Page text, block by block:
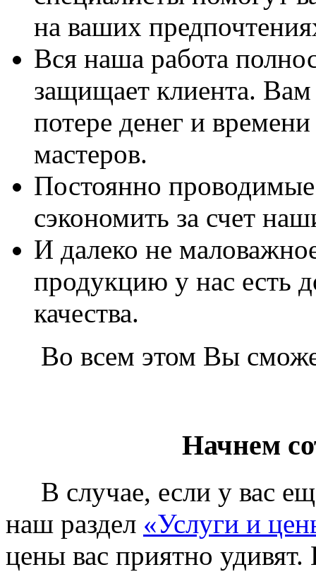
на ваших
Вся наша работа
защищает клиента. Вам
потере денег и
мастеров.
Постоянно
сэкономить за счет
И далеко не
продукцию у нас есть
качества.
Во всем этом Вы
Начнем
В случае, если у вас
наш раздел «Услуги и
цены вас приятно